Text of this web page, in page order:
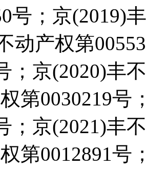
号；京(2019)
动产权第
；京(2020)丰
第0030219号
；京(2021)丰
第0012891号